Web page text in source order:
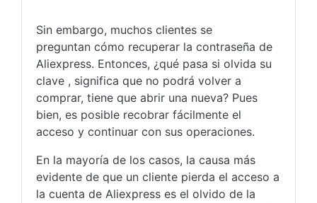
Sin embargo, muchos clientes se
preguntan cómo recuperar la contraseña de
Aliexpress. Entonces, ¿qué pasa si olvida su
clave , significa que no podrá volver a
comprar, tiene que abrir una nueva? Pues
bien, es posible recobrar fácilmente el
acceso y continuar con sus operaciones.
En la mayoría de los casos, la causa más
evidente de que un cliente pierda el acceso a
la cuenta de Aliexpress es el olvido de la